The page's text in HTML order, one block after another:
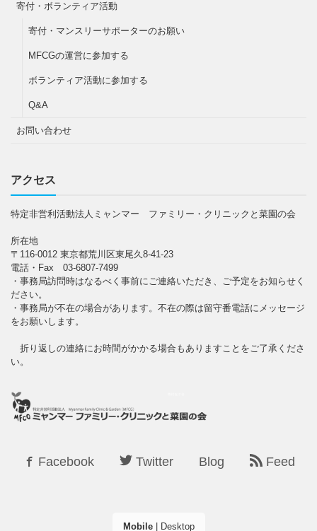
寄付・ボランティア活動
寄付・マンスリーサポーターのお願い
MFCGの運営に参加する
ボランティア活動に参加する
Q&A
お問い合わせ
アクセス
特定非営利活動法人ミャンマー ファミリー・クリニックと菜園の会
所在地
〒116-0012 東京都荒川区東尾久8-41-23
電話・Fax 03-6807-7499
・事務局訪問時はなるべく事前にご連絡いただき、ご予定をお知らせく
ださい。
・事務局が不在の場合があります。不在の際は留守番電話にメッセージ
をお願いします。
折り返しの連絡にお時間がかかる場合もありますことをご了承くださ
い。
Facebook Twitter Blog Feed
Mobile| Desktop